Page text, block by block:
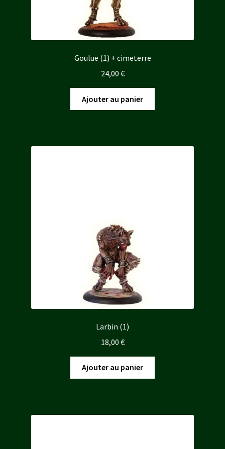
Goulue (1) + cimeterre
24,00 €
Ajouter au panier
Larbin (1)
18,00 €
Ajouter au panier